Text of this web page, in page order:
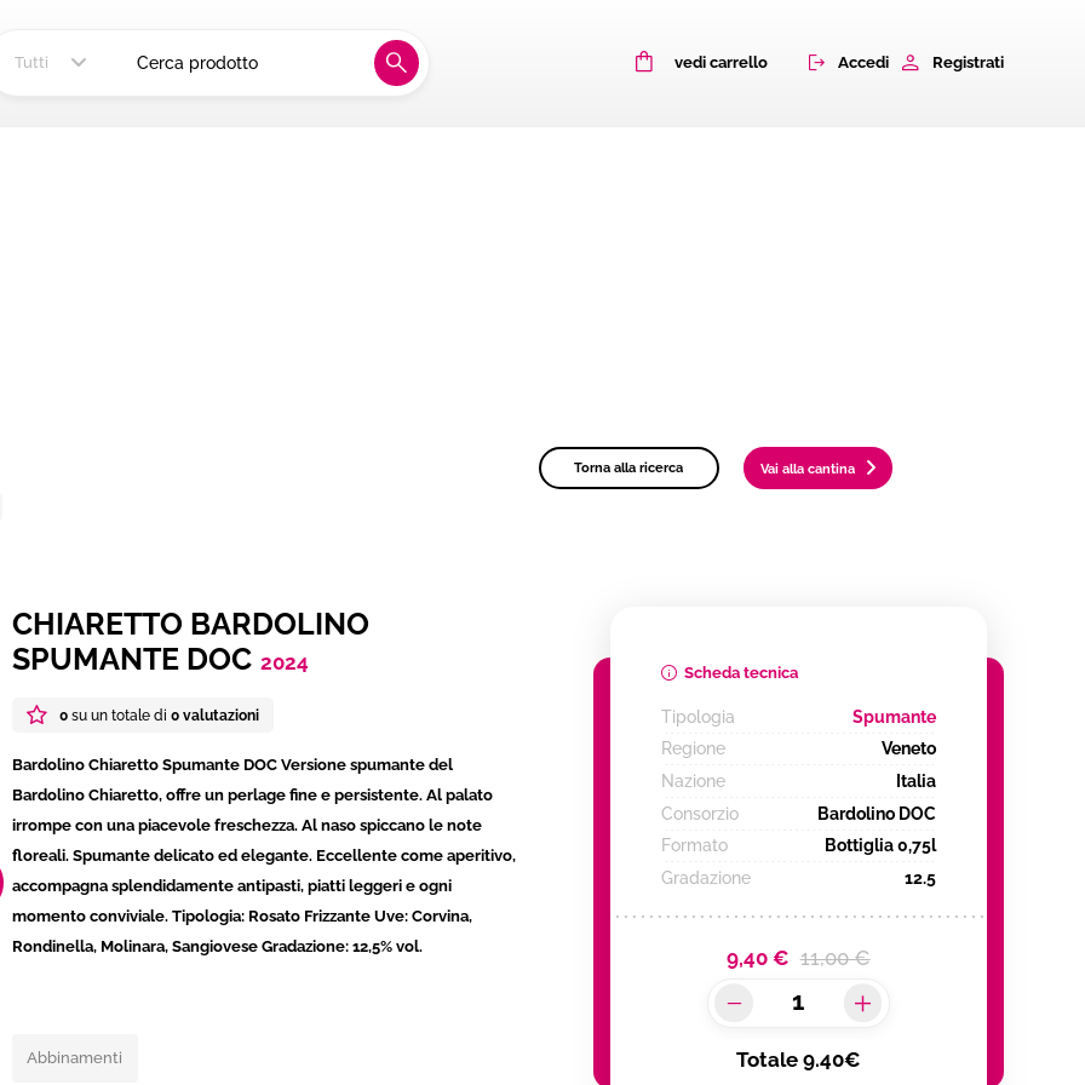
alla tua tavola
Tutti vedi carrello Accedi Registrati
Torna alla ricerca Vai alla cantina
CHIARETTO BARDOLINO
SPUMANTE DOC 2024
0su un totale di 0 valutazioni
Bardolino Chiaretto Spumante DOC Versione spumante del
Bardolino Chiaretto, offre un perlage fine e persistente. Al palato
irrompe con una piacevole freschezza. Al naso spiccano le note
floreali. Spumante delicato ed elegante. Eccellente come aperitivo,
accompagna splendidamente antipasti, piatti leggeri e ogni
momento conviviale. Tipologia: Rosato Frizzante Uve: Corvina,
Rondinella, Molinara, Sangiovese Gradazione: 12,5% vol.
Abbinamenti
Scheda tecnica
Tipologia
Spumante
Regione
Veneto
Nazione
Italia
Consorzio
Bardolino DOC
Formato
Bottiglia 0,75l
Gradazione
12.5
9,40 € 11,00 €
Totale 9.40€